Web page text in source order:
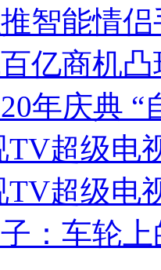
智能情
亿商机
年庆典 “
TV超级电
TV超级电
：车轮上